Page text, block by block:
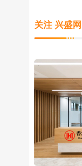
关注 兴盛网